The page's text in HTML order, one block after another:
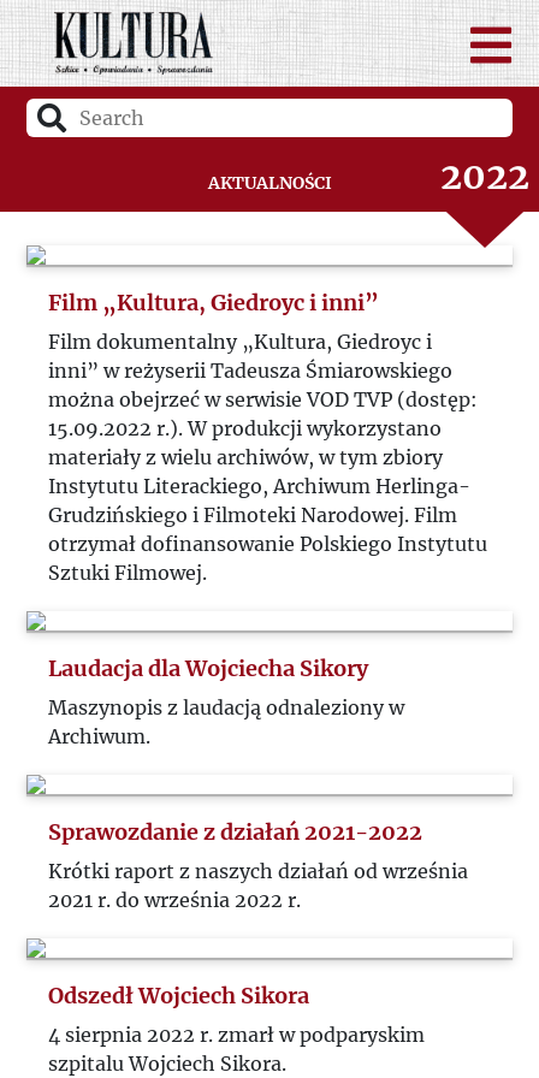
Aktualności
2024
2023
2022
2021
2019
2017
2015
Film „Kultura, Giedroyc i inni”
Film dokumentalny „Kultura, Giedroyc i
inni” w reżyserii Tadeusza Śmiarowskiego
można obejrzeć w serwisie VOD TVP (dostęp:
15.09.2022 r.). W produkcji wykorzystano
materiały z wielu archiwów, w tym zbiory
Instytutu Literackiego, Archiwum Herlinga-
Grudzińskiego i Filmoteki Narodowej. Film
otrzymał dofinansowanie Polskiego Instytutu
Sztuki Filmowej.
Laudacja dla Wojciecha Sikory
Maszynopis z laudacją odnaleziony w
Archiwum.
Sprawozdanie z działań 2021-2022
Krótki raport z naszych działań od września
2021 r. do września 2022 r.
Odszedł Wojciech Sikora
4 sierpnia 2022 r. zmarł w podparyskim
szpitalu Wojciech Sikora.